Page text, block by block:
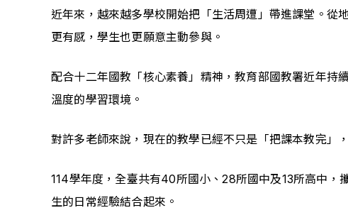
近年來，越來越多學校開始把「生活周遭」帶進課堂。從
更有感，學生也更願意主動參與。
配合十二年國教「核心素養」精神，教育部國教署近年持
溫度的學習環境。
對許多老師來說，現在的教學已經不只是「把課本教完」
114學年度，全臺共有40所國小、28所國中及13所高中，
生的日常經驗結合起來。